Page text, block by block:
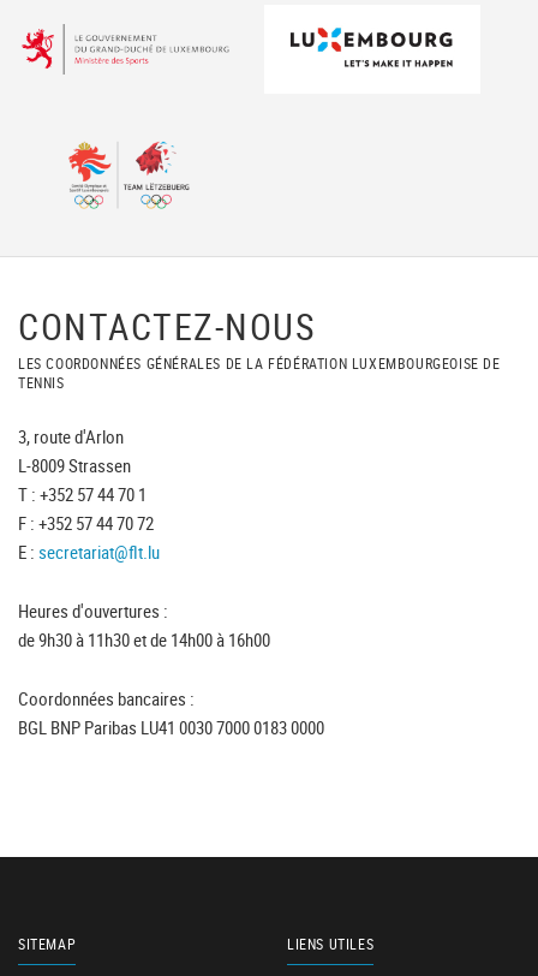
CONTACTEZ-NOUS
LES COORDONNÉES GÉNÉRALES DE LA FÉDÉRATION LUXEMBOURGEOISE DE
TENNIS
3, route d'Arlon
L-8009 Strassen
T : +352 57 44 70 1
F : +352 57 44 70 72
E : secretariat@flt.lu
Heures d'ouvertures :
de 9h30 à 11h30 et de 14h00 à 16h00
Coordonnées bancaires :
BGL BNP Paribas LU41 0030 7000 0183 0000
SITEMAP LIENS UTILES